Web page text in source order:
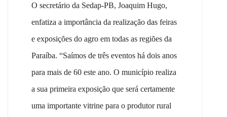
O secretário da Sedap-PB, Joaquim Hugo,
enfatiza a importância da realização das feiras
e exposições do agro em todas as regiões da
Paraíba. “Saímos de três eventos há dois anos
para mais de 60 este ano. O município realiza
a sua primeira exposição que será certamente
uma importante vitrine para o produtor rural